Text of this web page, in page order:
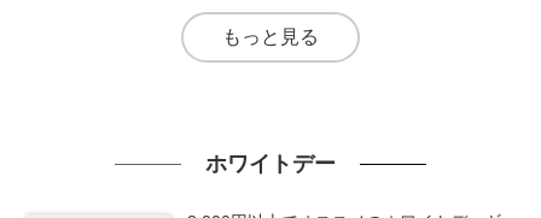
もっと見る
ホワイトデー